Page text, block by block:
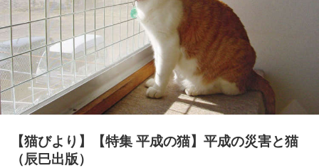
【猫びより】【特集 平成の猫】平成の災害と猫
（辰巳出版）